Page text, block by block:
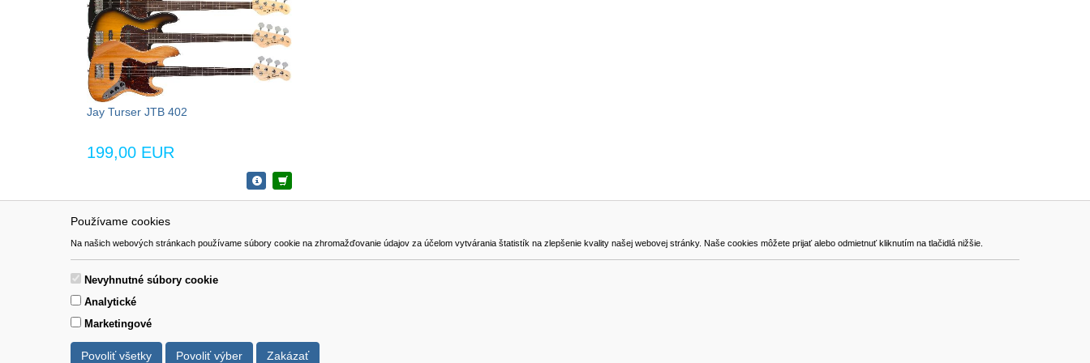
Používame cookies
Na našich webových stránkach používame súbory cookie na zhromažďovanie údajov za účelom vytvárania štatistík na zlepšenie kvality našej webovej stránky. Naše cookies môžete prijať alebo odmietnuť kliknutím na tlačidlá nižšie.
Nevyhnutné súbory cookie
Analytické
Marketingové
Povoliť všetky Povoliť výber Zakázať
Jay Turser JTB 402
199,00 EUR
Pomoc
Kontakt